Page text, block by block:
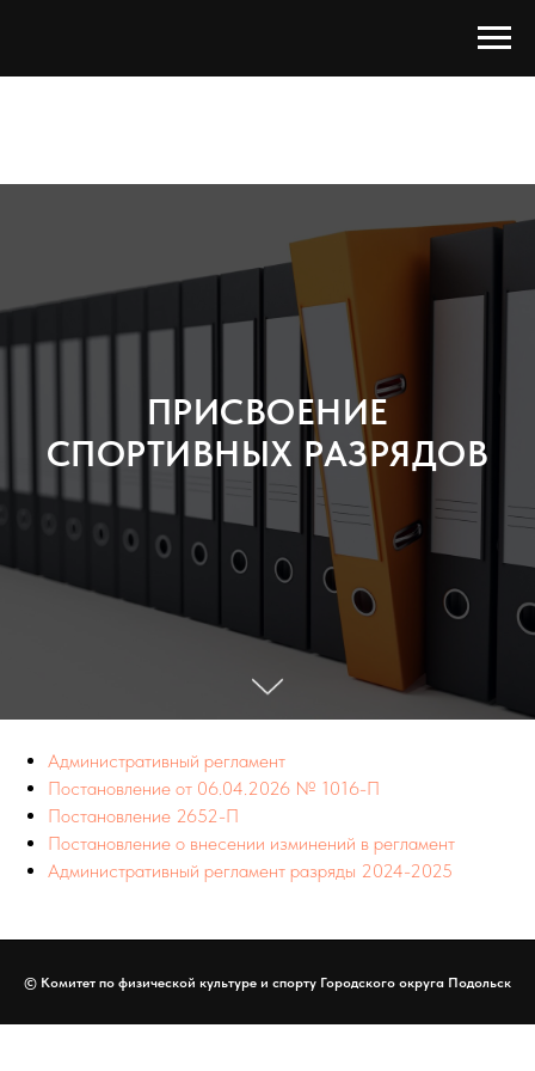
ПРИСВОЕНИЕ
СПОРТИВНЫХ РАЗРЯДОВ
Административный регламент
Постановление от 06.04.2026 № 1016-П
Постановление 2652-П
Постановление о внесении изминений в регламент
Административный регламент разряды 2024-2025
© Комитет по физической культуре и спорту Городского округа Подольск